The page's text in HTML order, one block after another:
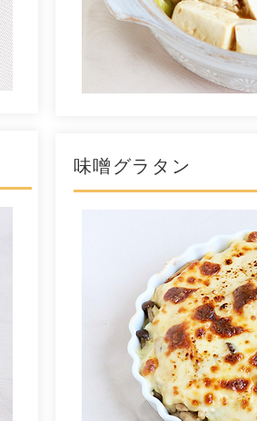
味噌グラタン